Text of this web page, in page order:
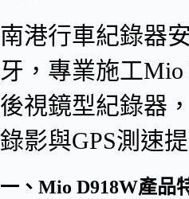
南港行車紀錄器
牙，專業施工
後視鏡型紀錄器
錄影與GPS測速
一、Mio D918W產品